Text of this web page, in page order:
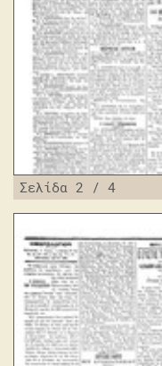
Σελίδα 2 / 4